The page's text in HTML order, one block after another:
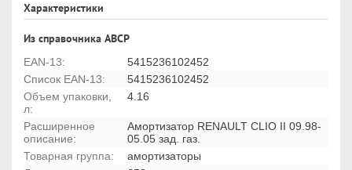
Характеристики
Из справочника ABCP
EAN-13:
5415236102452
Список EAN-13:
5415236102452
Объем упаковки,
л:
4.16
Расширенное
описание:
Амортизатор RENAULT CLIO II 09.98-
05.05 зад. газ.
Товарная группа:
амортизаторы